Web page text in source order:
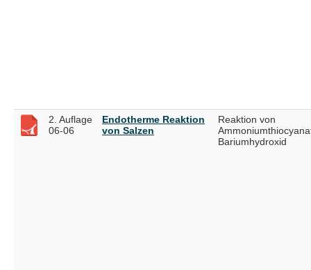
2. Auflage
06-06
Endotherme Reaktion
von Salzen
Reaktion von
Bariumhydroxid